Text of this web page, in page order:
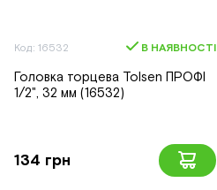
Код: 16532 В НАЯВНОСТІ
Головка торцева Tolsen ПРОФІ
1/2", 32 мм (16532)
134 грн